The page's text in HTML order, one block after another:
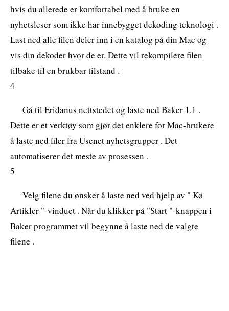
hvis du allerede er komfortabel med å bruke en
nyhetsleser som ikke har innebygget dekoding teknologi .
Last ned alle filen deler inn i en katalog på din Mac og
vis din dekoder hvor de er. Dette vil rekompilere filen
tilbake til en brukbar tilstand .
4
Gå til Eridanus nettstedet og laste ned Baker 1.1 .
Dette er et verktøy som gjør det enklere for Mac-brukere
å laste ned filer fra Usenet nyhetsgrupper . Det
automatiserer det meste av prosessen .
5
Velg filene du ønsker å laste ned ved hjelp av " Kø
Artikler "-vinduet . Når du klikker på "Start "-knappen i
Baker programmet vil begynne å laste ned de valgte
filene .